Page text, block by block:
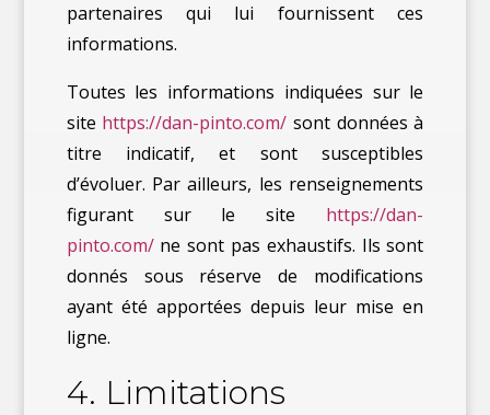
partenaires qui lui fournissent ces
informations.
Toutes les informations indiquées sur le
site https://dan-pinto.com/ sont données à
titre indicatif, et sont susceptibles
d’évoluer. Par ailleurs, les renseignements
figurant sur le site https://dan-
pinto.com/ne sont pas exhaustifs. Ils sont
donnés sous réserve de modifications
ayant été apportées depuis leur mise en
ligne.
4. Limitations